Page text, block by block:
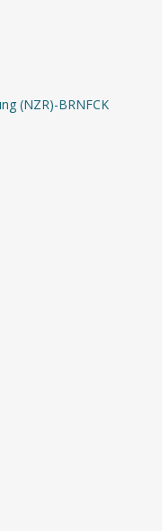
(NZR)-BRNFCK